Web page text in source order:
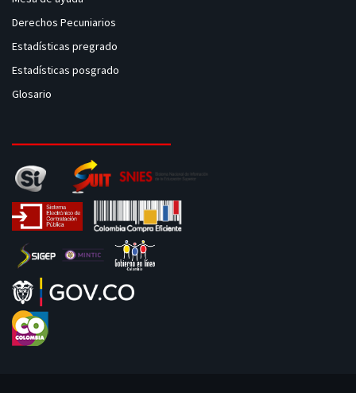
Derechos Pecuniarios
Estadísticas pregrado
Estadísticas posgrado
Glosario